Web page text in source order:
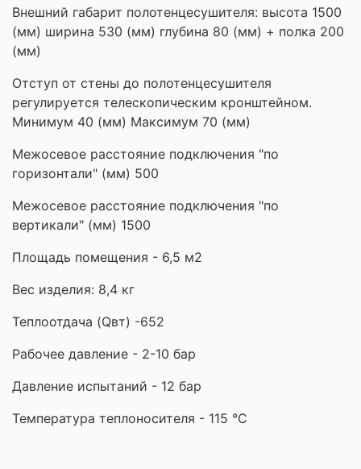
Внешний габарит полотенцесушителя: высота 1500
(мм) ширина 530 (мм) глубина 80 (мм) + полка 200
(мм)
Отступ от стены до полотенцесушителя
регулируется телескопическим кронштейном.
Минимум 40 (мм) Максимум 70 (мм)
Межосевое расстояние подключения "по
горизонтали" (мм) 500
Межосевое расстояние подключения "по
вертикали" (мм) 1500
Площадь помещения - 6,5 м2
Вес изделия: 8,4 кг
Теплоотдача (Qвт) -652
Рабочее давление - 2-10 бар
Давление испытаний - 12 бар
Температура теплоносителя - 115 °С